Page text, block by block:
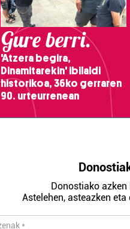
Gure berri.
'Atzera begira,
Dinamitarekin' ibilaldi
historikoa, 36ko gerraren
90. urteurrenean
Donostiako
Astelehen, asteazken